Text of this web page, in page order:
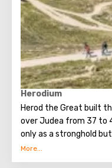
Herodium
Herod the Great built
over Judea from 37 to
only as a stronghold
monarch and a
the final resting place